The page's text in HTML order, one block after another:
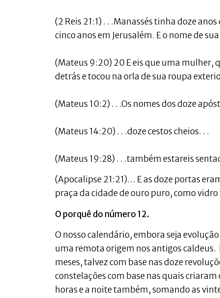
(2 Reis 21:1) . . .Manassés tinha doze
cinco anos em Jerusalém. E o nome de
(Mateus 9:20) 20 E eis que uma mulher,
detrás e tocou na orla de sua roupa
(Mateus 10:2) . . .Os nomes dos doze
(Mateus 14:20) . . .doze cestos cheios. . .
(Mateus 19:28) . . .também estareis
(Apocalipse 21:21)… E as doze portas
praça da cidade de ouro puro, como
O porquê do número 12.
O nosso calendário, embora seja
uma remota origem nos antigos
meses, talvez com base nas doze
constelações com base nas quais
horas e a noite também, somando as